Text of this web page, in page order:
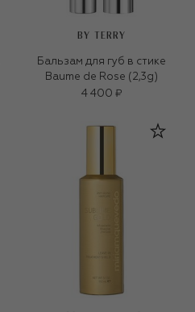
BY TERRY
Бальзам для губ в стике
Baume de Rose (2,3g)
4 400 ₽